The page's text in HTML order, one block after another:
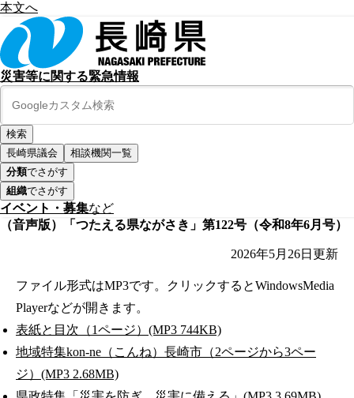
本文へ
災害等に関する緊急情報
長崎県議会
相談機関一覧
分類でさがす
組織でさがす
イベント・募集など
（音声版）「つたえる県ながさき」第122号（令和8年6月号）
2026年5月26日 更新
ファイル形式はMP3です。クリックするとWindowsMedia
Playerなどが開きます。
表紙と目次（1ページ）(MP3 744KB)
地域特集kon-ne（こんね）長崎市（2ページから3ペー
ジ）(MP3 2.68MB)